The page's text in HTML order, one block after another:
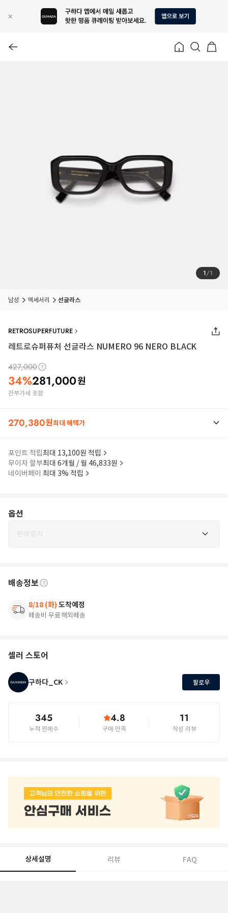
1/1
남성 액세서리 선글라스
RETROSUPERFUTURE
레트로슈퍼퓨처 선글라스 NUMERO 96 NERO BLACK
427,000
34%281,000원
관부가세 포함
270,380원최대 혜택가
포인트 적립최대 13,100원 적립
무이자 할부최대 6개월 / 월 46,833원
네이버페이 최대 3% 적립
옵션
판매중지
배송정보
8/18 (화) 도착예정
배송비 무료해외배송
셀러 스토어
구하다_CK 팔로우
345
누적 판매수
4.8
구매 만족
11
작성 리뷰
상세설명 리뷰 FAQ